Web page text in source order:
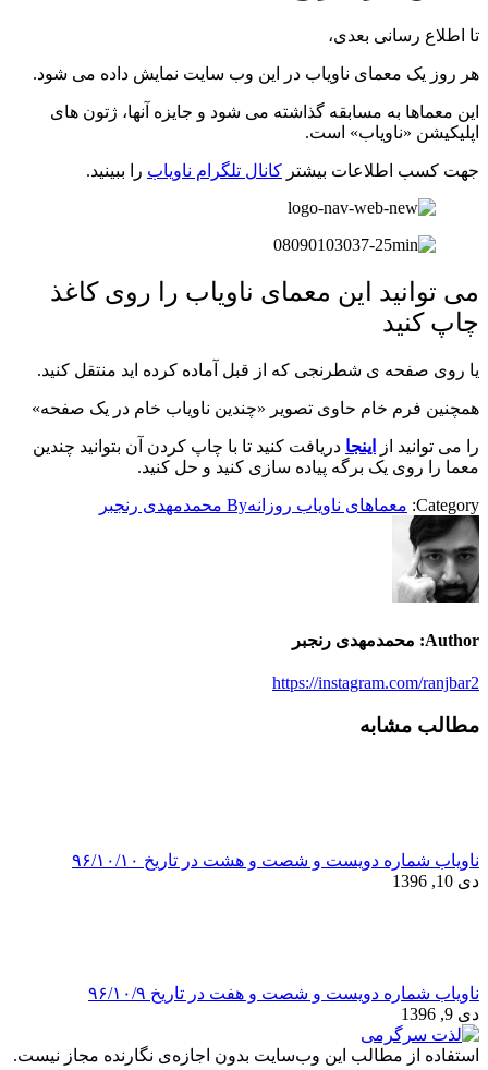
تا اطلاع رسانی بعدی،
هر روز یک معمای ناویاب در این وب سایت نمایش داده می شود.
این معماها به مسابقه گذاشته می شود و جایزه آنها، ژتون های
اپلیکیشن «ناویاب» است.
جهت کسب اطلاعات بیشتر کانال تلگرام ناویاب را ببینید.
می توانید این معمای ناویاب را روی کاغذ
چاپ کنید
یا روی صفحه ی شطرنجی که از قبل آماده کرده اید منتقل کنید.
همچنین فرم خام حاوی تصویر «چندین ناویاب خام در یک صفحه»
را می توانید از اینجا دریافت کنید تا با چاپ کردن آن بتوانید چندین
معما را روی یک برگه پیاده سازی کنید و حل کنید.
Category: معماهای ناویاب روزانهBy محمدمهدی رنجبر
Author: محمدمهدی رنجبر
https://instagram.com/ranjbar2
مطالب مشابه
ناویاب شماره دویست و شصت و هشت در تاریخ ۹۶/۱۰/۱۰
دی 10, 1396
ناویاب شماره دویست و شصت و هفت در تاریخ ۹۶/۱۰/۹
دی 9, 1396
استفاده از مطالب این وب‌سایت بدون اجازه‌ی نگارنده مجاز نیست.